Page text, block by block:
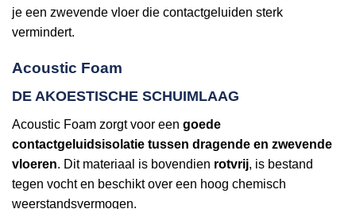
je een zwevende vloer die contactgeluiden sterk
vermindert.
Acoustic Foam
DE AKOESTISCHE SCHUIMLAAG
Acoustic Foam zorgt voor een goede
contactgeluidsisolatie tussen dragende en zwevende
vloeren. Dit materiaal is bovendien rotvrij, is bestand
tegen vocht en beschikt over een hoog chemisch
weerstandsvermogen.